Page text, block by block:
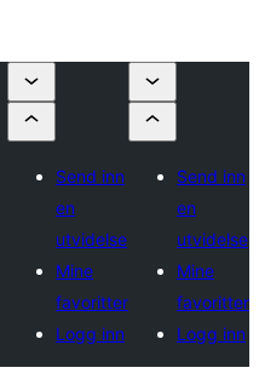
Send inn
en
utvidelse
Mine
favoritter
Logg inn
Send inn
en
utvidelse
Mine
favoritter
Logg inn